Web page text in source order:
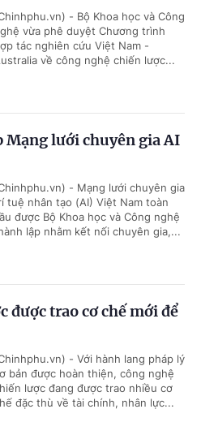
- Bộ Khoa học và Công
vừa phê duyệt Chương trình
tác nghiên cứu Việt Nam -
về công nghệ chiến lược...
Mạng lưới chuyên gia AI
- Mạng lưới chuyên gia
tuệ nhân tạo (AI) Việt Nam toàn
được Bộ Khoa học và Công nghệ
lập nhằm kết nối chuyên gia,...
được trao cơ chế mới để
- Với hành lang pháp lý
bản được hoàn thiện, công nghệ
lược đang được trao nhiều cơ
đặc thù về tài chính, nhân lực...